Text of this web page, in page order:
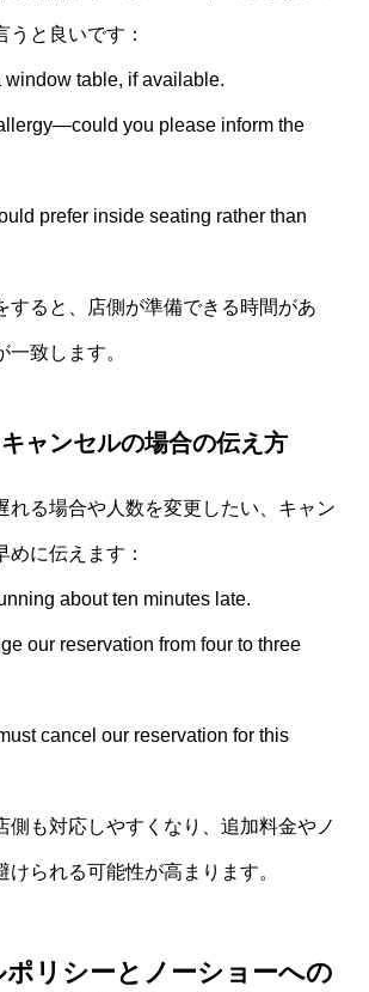
うと良いです：
table, if available.
you please inform the
prefer inside seating rather than
すると、店側が準備できる時間があ
一致します。
ャンセルの場合の伝え方
れる場合や人数を変更したい、キャン
めに伝えます：
about ten minutes late.
our reservation from four to three
cancel our reservation for this
側も対応しやすくなり、追加料金やノ
けられる可能性が高まります。
リシーとノーショーへの